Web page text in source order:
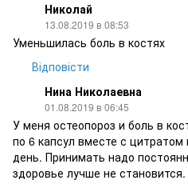
Николай
13.08.2019 в 08:53
Уменьшилась боль в костях
Відповісти
Нина Николаевна
01.08.2019 в 06:45
У меня остеопороз и боль в
по 6 капсул вместе с цитратом
день. Принимать надо
здоровье лучше не становится.